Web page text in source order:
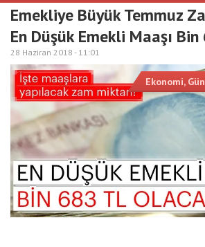
Emekliye Büyük Temmuz
En Düşük Emekli Maaşı
28 Haziran 2018 - 11:01
Ekonomi,